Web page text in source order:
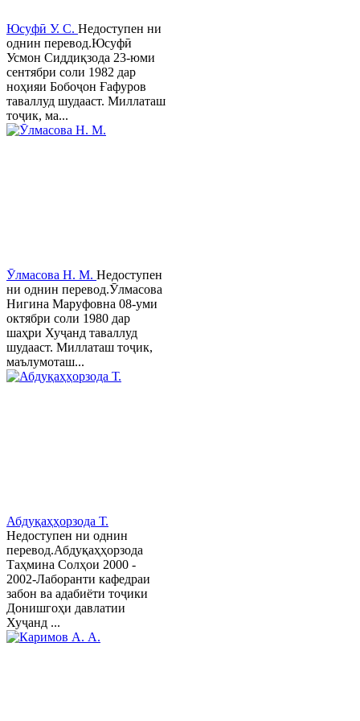
Юсуфӣ У. C. Недоступен ни
однин перевод.Юсуфӣ
Усмон Сиддиқзода 23-юми
сентябри соли 1982 дар
ноҳияи Бобоҷон Ғафуров
таваллуд шудааст. Миллаташ
тоҷик, ма...
Ӯлмасова Н. М. Недоступен
ни однин перевод.Ӯлмасова
Нигина Маруфовна 08-уми
октябри соли 1980 дар
шаҳри Хуҷанд таваллуд
шудааст. Миллаташ тоҷик,
маълумоташ...
Абдуқаҳҳорзода Т.
Недоступен ни однин
перевод.Абдуқаҳҳорзода
Таҳмина Солҳои 2000 -
2002-Лаборанти кафедраи
забон ва адабиёти тоҷики
Донишгоҳи давлатии
Хуҷанд ...